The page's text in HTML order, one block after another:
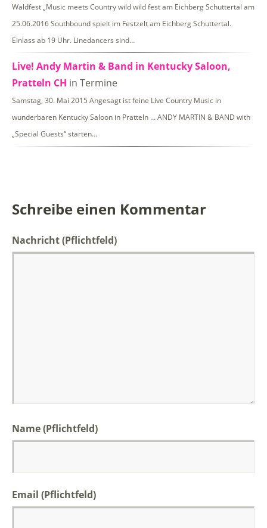
Waldfest „Music meets Country wild wild fest am Eichberg Schuttertal am
25.06.2016 Southbound spielt im Festzelt am Eichberg Schuttertal.
Einlass ab 19 Uhr. Linedancers sind…
Live! Andy Martin & Band in Kentucky Saloon,
Pratteln CH in Termine
Samstag, 30. Mai 2015 Angesagt ist feine Live Country Music in
wunderbaren Kentucky Saloon in Pratteln … ANDY MARTIN & BAND with
„Special Guests“ starten…
Schreibe einen Kommentar
Nachricht(Pflichtfeld)
Name (Pflichtfeld)
Email (Pflichtfeld)